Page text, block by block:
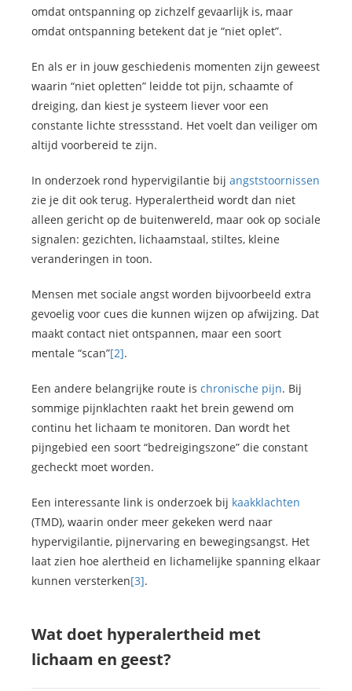
omdat ontspanning op zichzelf gevaarlijk is, maar
omdat ontspanning betekent dat je “niet oplet”.
En als er in jouw geschiedenis momenten zijn geweest
waarin “niet opletten” leidde tot pijn, schaamte of
dreiging, dan kiest je systeem liever voor een
constante lichte stressstand. Het voelt dan veiliger om
altijd voorbereid te zijn.
In onderzoek rond hypervigilantie bij angststoornissen
zie je dit ook terug. Hyperalertheid wordt dan niet
alleen gericht op de buitenwereld, maar ook op sociale
signalen: gezichten, lichaamstaal, stiltes, kleine
veranderingen in toon.
Mensen met sociale angst worden bijvoorbeeld extra
gevoelig voor cues die kunnen wijzen op afwijzing. Dat
maakt contact niet ontspannen, maar een soort
mentale “scan”[2].
Een andere belangrijke route is chronische pijn. Bij
sommige pijnklachten raakt het brein gewend om
continu het lichaam te monitoren. Dan wordt het
pijngebied een soort “bedreigingszone” die constant
gecheckt moet worden.
Een interessante link is onderzoek bij kaakklachten
(TMD), waarin onder meer gekeken werd naar
hypervigilantie, pijnervaring en bewegingsangst. Het
laat zien hoe alertheid en lichamelijke spanning elkaar
kunnen versterken[3].
Wat doet hyperalertheid met
lichaam en geest?